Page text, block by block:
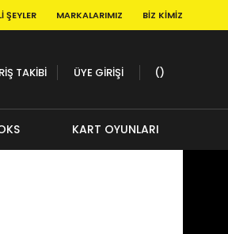
ŞEYLER MARKALARIMIZ BIZ KIMIZ
TAKİBİ ÜYE GİRİŞİ
KART OYUNLARI